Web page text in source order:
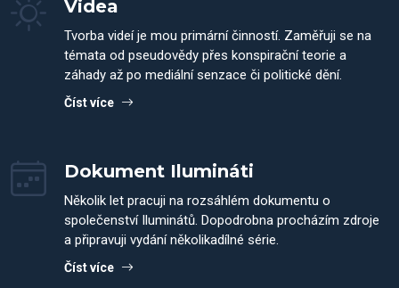
Videa
Tvorba videí je mou primární činností. Zaměřuji se na
témata od pseudovědy přes konspirační teorie a
záhady až po mediální senzace či politické dění.
Číst více
Dokument Ilumináti
Několik let pracuji na rozsáhlém dokumentu o
společenství Iluminátů. Dopodrobna procházím zdroje
a připravuji vydání několikadílné série.
Číst více